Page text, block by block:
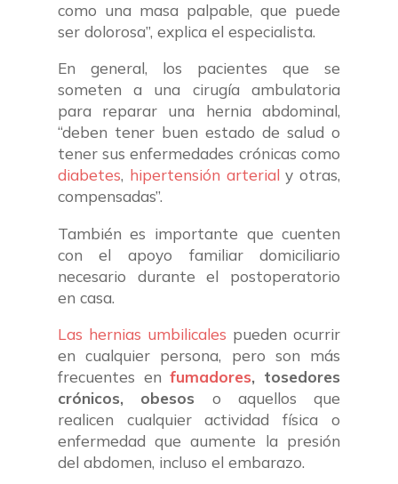
como una masa palpable, que puede
ser dolorosa”, explica el especialista.
En general, los pacientes que se
someten a una cirugía ambulatoria
para reparar una hernia abdominal,
“deben tener buen estado de salud o
tener sus enfermedades crónicas como
diabetes, hipertensión arterial y otras,
compensadas”.
También es importante que cuenten
con el apoyo familiar domiciliario
necesario durante el postoperatorio
en casa.
Las hernias umbilicales pueden ocurrir
en cualquier persona, pero son más
frecuentes enfumadores, tosedores
crónicos, obesos o aquellos que
realicen cualquier actividad física o
enfermedad que aumente la presión
del abdomen, incluso el embarazo.